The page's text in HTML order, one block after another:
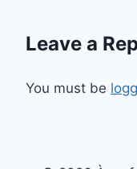
Leave a
You must be